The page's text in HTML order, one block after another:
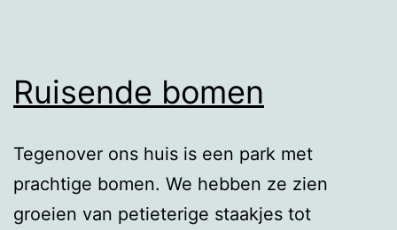
Ruisende bomen
Tegenover ons huis is een park met
prachtige bomen. We hebben ze zien
groeien van petieterige staakjes tot